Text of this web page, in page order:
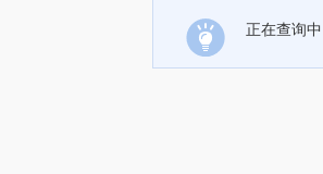
正在查询